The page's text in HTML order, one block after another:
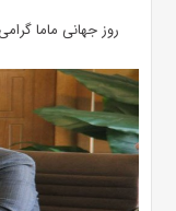
روز جهانی ماما